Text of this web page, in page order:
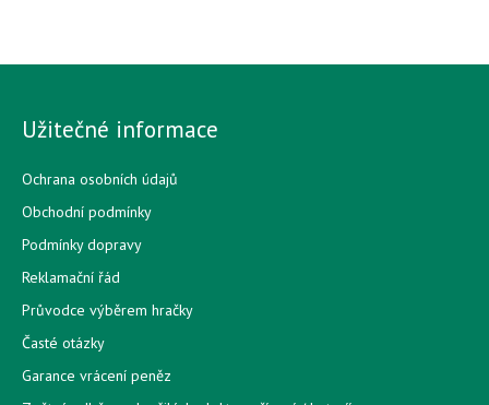
Užitečné informace
Ochrana osobních údajů
Obchodní podmínky
Podmínky dopravy
Reklamační řád
Průvodce výběrem hračky
Časté otázky
Garance vrácení peněz